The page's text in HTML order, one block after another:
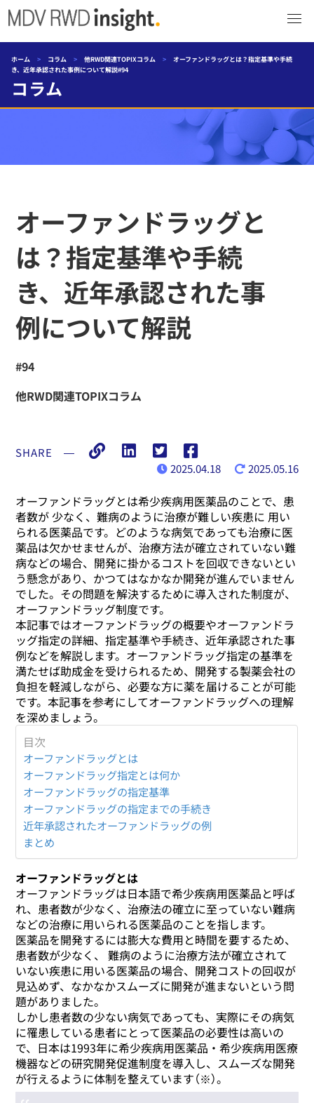
ホーム > コラム > 他RWD関連TOPIXコラム >
オーファンドラッグとは？指定基準や手続
き、近年承認された事例について解説#94
コラム
オーファンドラッグと
は？指定基準や手続
き、近年承認された事
例について解説
#94
他RWD関連TOPIXコラム
SHARE
―
2025.04.18
2025.05.16
オーファンドラッグとは希少疾病用医薬品のことで、患
者数が 少なく、難病のように治療が難しい疾患に 用い
られる医薬品です。どのような病気であっても治療に医
薬品は欠かせませんが、治療方法が確立されていない難
病などの場合、開発に掛かるコストを回収できないとい
う懸念があり、かつてはなかなか開発が進んでいません
でした。その問題を解決するために導入された制度が、
オーファンドラッグ制度です。
本記事ではオーファンドラッグの概要やオーファンドラ
ッグ指定の詳細、指定基準や手続き、近年承認された事
例などを解説します。オーファンドラッグ指定の基準を
満たせば助成金を受けられるため、開発する製薬会社の
負担を軽減しながら、必要な方に薬を届けることが可能
です。本記事を参考にしてオーファンドラッグへの理解
を深めましょう。
目次
オーファンドラッグとは
オーファンドラッグ指定とは何か
オーファンドラッグの指定基準
オーファンドラッグの指定までの手続き
近年承認されたオーファンドラッグの例
まとめ
オーファンドラッグとは
オーファンドラッグは日本語で希少疾病用医薬品と呼ば
れ、患者数が少なく、治療法の確立に至っていない難病
などの治療に用いられる医薬品のことを指します。
医薬品を開発するには膨大な費用と時間を要するため、
患者数が少なく、 難病のように治療方法が確立されて
いない疾患に用いる医薬品の場合、開発コストの回収が
見込めず、なかなかスムーズに開発が進まないという問
題がありました。
しかし患者数の少ない病気であっても、実際にその病気
に罹患している患者にとって医薬品の必要性は高いの
で、日本は1993年に希少疾病用医薬品・希少疾病用医療
機器などの研究開発促進制度を導入し、スムーズな開発
が行えるように体制を整えています（※）。